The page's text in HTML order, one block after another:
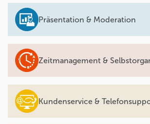
Präsentation & Moderation
Zeitmanagement &
Kundenservice &